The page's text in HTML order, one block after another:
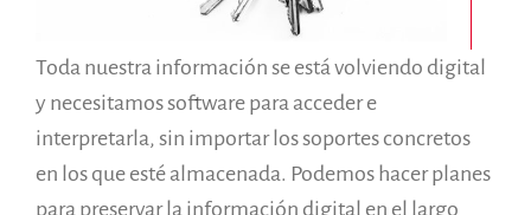
Toda nuestra información se está volviendo digital
y necesitamos software para acceder e
interpretarla, sin importar los soportes concretos
en los que esté almacenada. Podemos hacer planes
para preservar la información digital en el largo